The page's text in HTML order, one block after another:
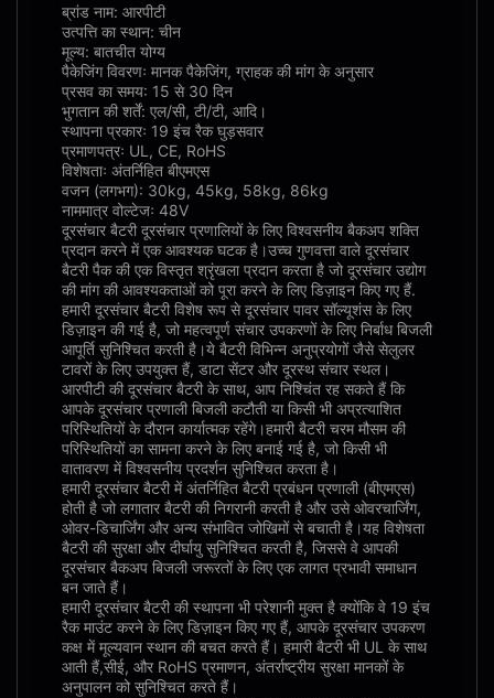
ब्रांड नाम: आरपीटी
उत्पत्ति का स्थान: चीन
मूल्य: बातचीत योग्य
पैकेजिंग विवरणः मानक पैकेजिंग, ग्राहक की मांग के अनुसार
प्रसव का समय: 15 से 30 दिन
भुगतान की शर्तें: एल/सी, टी/टी, आदि।
स्थापना प्रकारः 19 इंच रैक घुड़सवार
प्रमाणपत्रः UL, CE, RoHS
विशेषताः अंतर्निहित बीएमएस
वजन (लगभग): 30kg, 45kg, 58kg, 86kg
नाममात्र वोल्टेजः 48V
दूरसंचार बैटरी दूरसंचार प्रणालियों के लिए विश्वसनीय बैकअप शक्ति
प्रदान करने में एक आवश्यक घटक है।उच्च गुणवत्ता वाले दूरसंचार
बैटरी पैक की एक विस्तृत श्रृंखला प्रदान करता है जो दूरसंचार उद्योग
की मांग की आवश्यकताओं को पूरा करने के लिए डिज़ाइन किए गए हैं.
हमारी दूरसंचार बैटरी विशेष रूप से दूरसंचार पावर सॉल्यूशंस के लिए
डिज़ाइन की गई है, जो महत्वपूर्ण संचार उपकरणों के लिए निर्बाध बिजली
आपूर्ति सुनिश्चित करती है।ये बैटरी विभिन्न अनुप्रयोगों जैसे सेलुलर
टावरों के लिए उपयुक्त हैं, डाटा सेंटर और दूरस्थ संचार स्थल।
आरपीटी की दूरसंचार बैटरी के साथ, आप निश्चिंत रह सकते हैं कि
आपके दूरसंचार प्रणाली बिजली कटौती या किसी भी अप्रत्याशित
परिस्थितियों के दौरान कार्यात्मक रहेंगे।हमारी बैटरी चरम मौसम की
परिस्थितियों का सामना करने के लिए बनाई गई है, जो किसी भी
वातावरण में विश्वसनीय प्रदर्शन सुनिश्चित करता है।
हमारी दूरसंचार बैटरी में अंतर्निहित बैटरी प्रबंधन प्रणाली (बीएमएस)
होती है जो लगातार बैटरी की निगरानी करती है और उसे ओवरचार्जिंग,
ओवर-डिचार्जिंग और अन्य संभावित जोखिमों से बचाती है।यह विशेषता
बैटरी की सुरक्षा और दीर्घायु सुनिश्चित करती है, जिससे वे आपकी
दूरसंचार बैकअप बिजली जरूरतों के लिए एक लागत प्रभावी समाधान
बन जाते हैं।
हमारी दूरसंचार बैटरी की स्थापना भी परेशानी मुक्त है क्योंकि वे 19 इंच
रैक माउंट करने के लिए डिज़ाइन किए गए हैं, आपके दूरसंचार उपकरण
कक्ष में मूल्यवान स्थान की बचत करते हैं। हमारी बैटरी भी UL के साथ
आती हैं,सीई, और RoHS प्रमाणन, अंतर्राष्ट्रीय सुरक्षा मानकों के
अनुपालन को सुनिश्चित करते हैं।